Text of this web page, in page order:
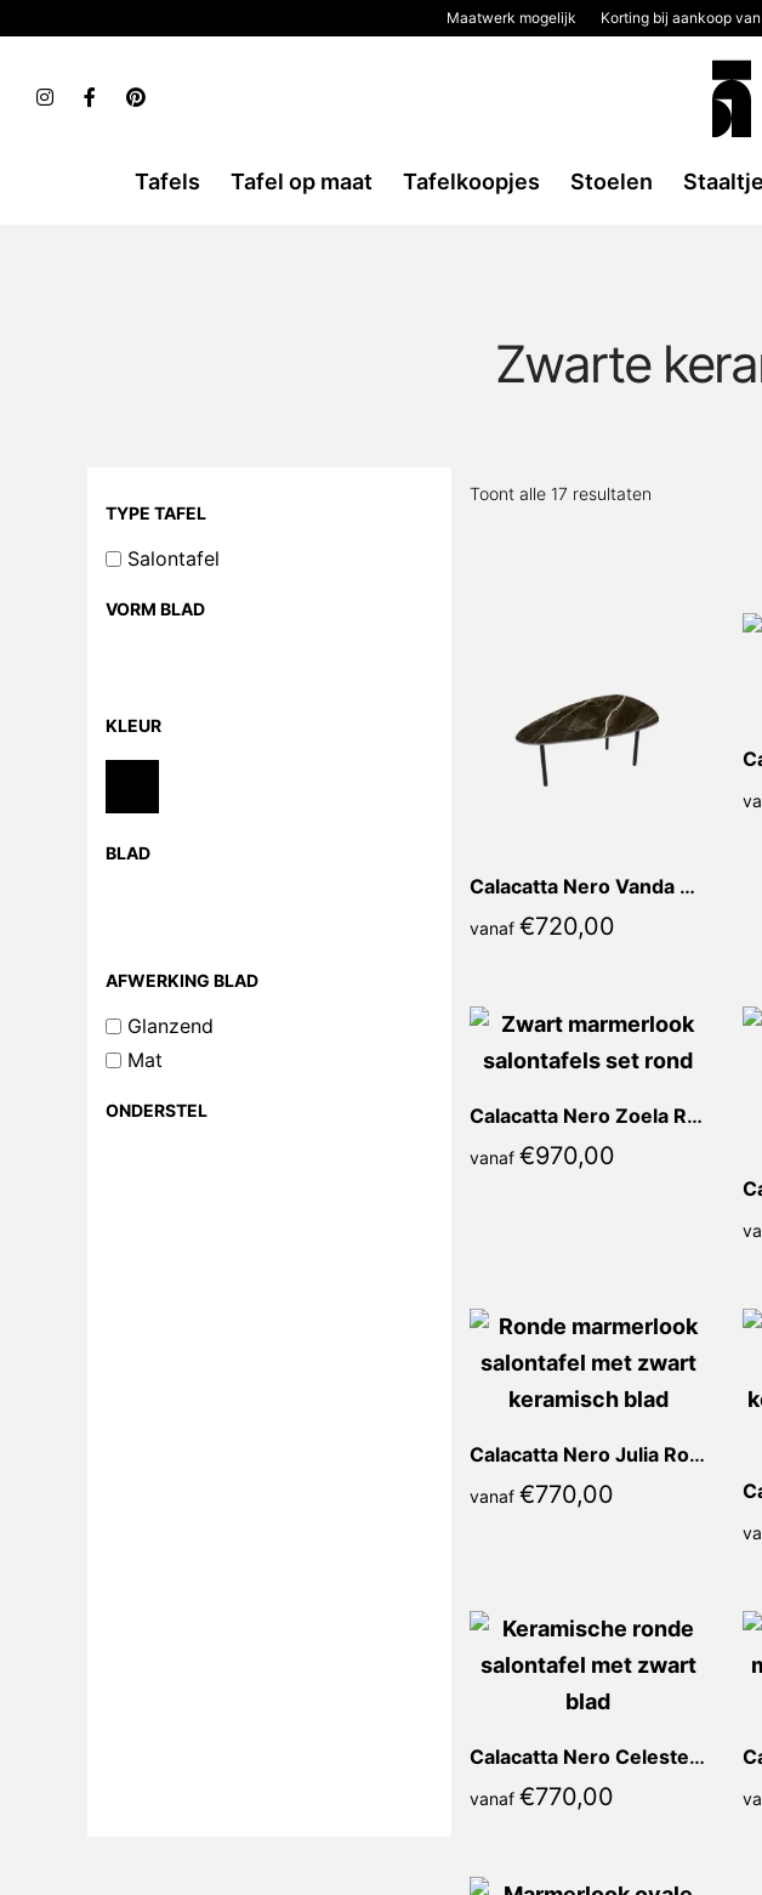
Maatwerk mogelijk Korting bij aankoop
Tafels Tafel op maat Tafelkoopjes Stoelen
Zwarte
Toont alle 17 resultaten
Calacatta Nero Vanda Kiezel
vanaf €720,00
Calacatta Nero Zoela Rond
vanaf €970,00
Calacatta Nero Julia Rond
vanaf €770,00
Calacatta Nero Celeste Rond
vanaf €770,00
TYPE TAFEL
Salontafel
VORM BLAD
KLEUR
BLAD
AFWERKING BLAD
Glanzend
Mat
ONDERSTEL